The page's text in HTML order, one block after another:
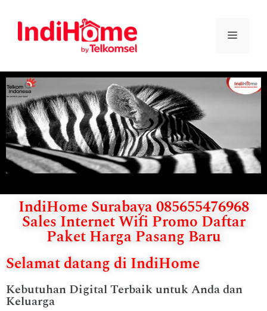
IndiHome Surabaya 085655476968
Sales Internet Wifi Promo Daftar
Paket Harga Pasang Baru
Selamat datang di IndiHome
Kebutuhan Digital Terbaik untuk Anda dan
Keluarga